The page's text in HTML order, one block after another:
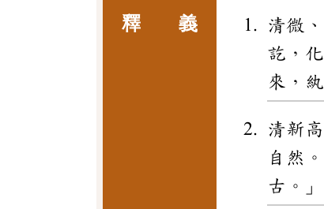
釋 義
清微
訖，
來，
清新
自然
古。」